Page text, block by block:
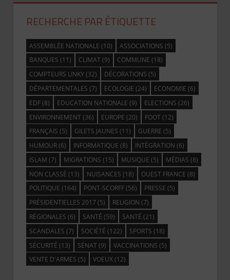
RECHERCHE PAR ÉTIQUETTE
ASSEMBLÉE NATIONALE (10) ASSOCIATIONS (5)
BANQUES (11) CLIMAT(9) COMMUNE (18)
COMPTEURS LINKY(32) DÉCORATIONS (5)
DÉPARTEMENTALES (7) ECOLOGIE (24) ECONOMIE (6)
EDF(8) EDUCATION NATIONALE (9) ELECTIONS (26)
ENVIRONNEMENT(36) EUROPE (20) FOOT(12)
FRANÇAIS (5) GILETS JAUNES (11) GUERRE (5)
HUMOUR(6) INFORMATIQUE (8) INTÉGRATION (6)
ISLAM (7) MIGRATIONS (15) MUSIQUE (5) MÉDIAS (8)
NON CLASSÉ (13) NUISANCES (18) OUEST FRANCE (8)
POLITIQUE (164) PONT-SCORFF(56) PRESSE (5)
PRÉSIDENTIELLES 2017 (5) RELIGION (7)
RÉGIONALES (6) SANTÉ (59) SANTÉ (21)
SCANDALES (7) SOCIÉTÉ (122) SPORTS (18)
SÉCURITÉ (13) SÉNAT(9) VACCINATIONS (5)
VENTE D'ARMES (5) VOEUX(12)